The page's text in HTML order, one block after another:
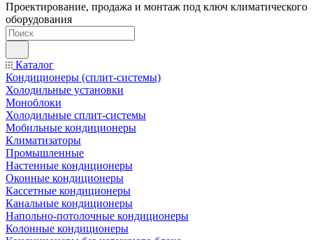
Проектирование, продажа и монтаж под ключ климатического
оборудования
Каталог
Кондиционеры (сплит-системы)
Холодильные установки
Моноблоки
Холодильные сплит-системы
Мобильные кондиционеры
Климатизаторы
Промышленные
Настенные кондиционеры
Оконные кондиционеры
Кассетные кондиционеры
Канальные кондиционеры
Напольно-потолочные кондиционеры
Колонные кондиционеры